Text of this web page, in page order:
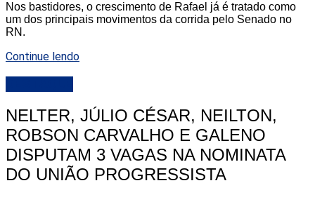
Nos bastidores, o crescimento de Rafael já é tratado como
um dos principais movimentos da corrida pelo Senado no
RN.
Continue lendo
NELTER, JÚLIO CÉSAR, NEILTON,
ROBSON CARVALHO E GALENO
DISPUTAM 3 VAGAS NA NOMINATA
DO UNIÃO PROGRESSISTA